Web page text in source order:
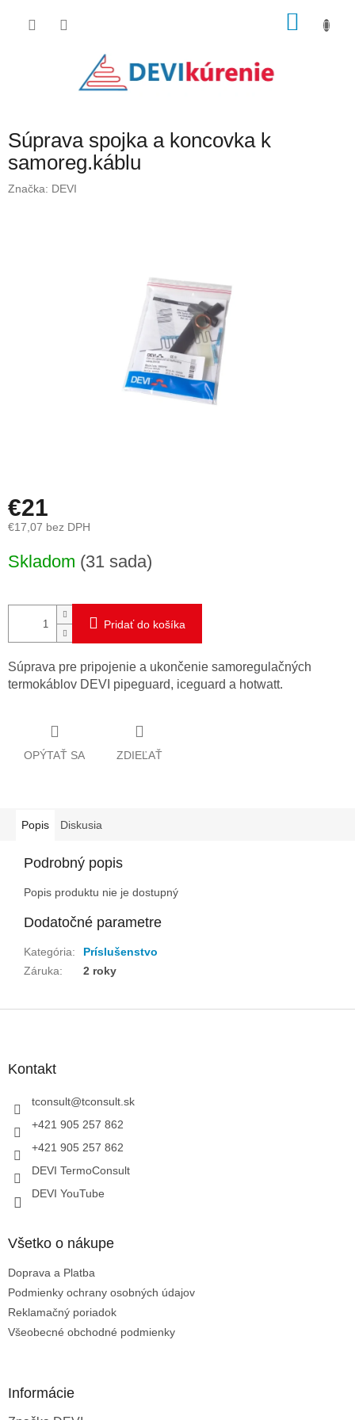
Súprava spojka a koncovka k
samoreg.káblu
Značka: DEVI
€21
€17,07 bez DPH
cena:
Skladom (31 sada)
Pridať do košíka
Súprava pre pripojenie a ukončenie samoregulačných
termokáblov DEVI pipeguard, iceguard a hotwatt.
OPÝTAŤ SA ZDIEĽAŤ
Popis Diskusia
Podrobný popis
Popis produktu nie je dostupný
Dodatočné parametre
Kategória:
Príslušenstvo
Záruka: 2 roky
Kontakt
tconsult@tconsult.sk
+421 905 257 862
+421 905 257 862
DEVI TermoConsult
DEVI YouTube
Všetko o nákupe
Doprava a Platba
Podmienky ochrany osobných údajov
Reklamačný poriadok
Všeobecné obchodné podmienky
Informácie